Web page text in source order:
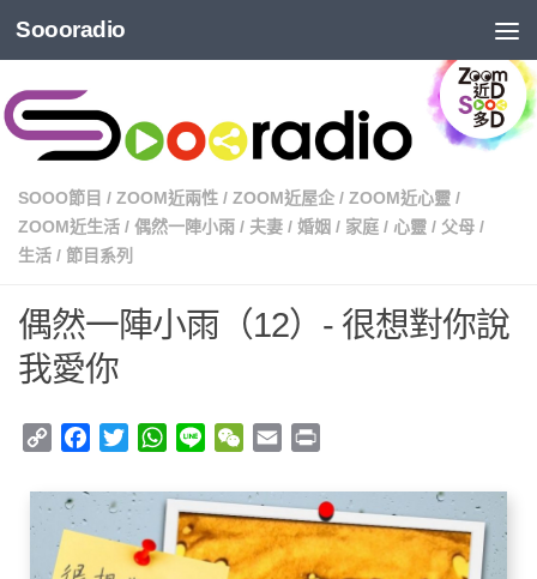
Soooradio
SOOO節目 / ZOOM近兩性 / ZOOM近屋企 / ZOOM近心靈 /
ZOOM近生活 / 偶然一陣小雨 / 夫妻 / 婚姻 / 家庭 / 心靈 / 父母 /
生活 / 節目系列
偶然一陣小雨（12）- 很想對你說
我愛你
Copy
Facebook
TwitterWhatsApp
Line WeChat
Email